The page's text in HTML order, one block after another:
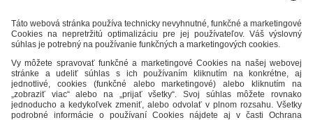
Ochrana osobných údajov Cenník zemný plyn Časopis Teplo v
meste Impresum Etický kódex Podmienky a ustanovenia Mapa
STEFE THS, s.r.o.
Okružná 42/9